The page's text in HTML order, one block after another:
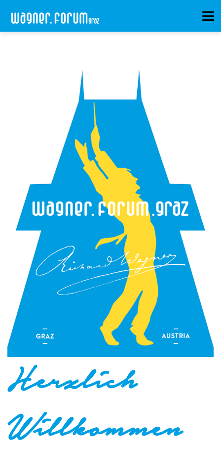
Herzlich
Willkommen